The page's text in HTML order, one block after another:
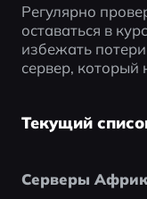
Регулярно
оставаться в
избежать
сервер, который
Текущий
Серверы